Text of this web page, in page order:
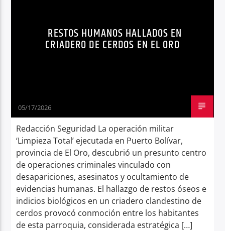
RESTOS HUMANOS HALLADOS EN
CRIADERO DE CERDOS EN EL ORO
05/17/2026
Redacción Seguridad La operación militar
‘Limpieza Total’ ejecutada en Puerto Bolívar,
provincia de El Oro, descubrió un presunto centro
de operaciones criminales vinculado con
desapariciones, asesinatos y ocultamiento de
evidencias humanas. El hallazgo de restos óseos e
indicios biológicos en un criadero clandestino de
cerdos provocó conmoción entre los habitantes
de esta parroquia, considerada estratégica […]